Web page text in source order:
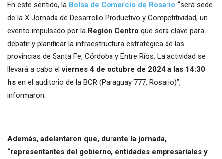
En este sentido, la Bolsa de Comercio de Rosario “será sede
de la X Jornada de Desarrollo Productivo y Competitividad, un
evento impulsado por la Región Centro que será clave para
debatir y planificar la infraestructura estratégica de las
provincias de Santa Fe, Córdoba y Entre Ríos. La actividad se
llevará a cabo elviernes 4 de octubre de 2024 a las 14:30
hs en el auditorio de la BCR (Paraguay 777, Rosario)”,
informaron.
Además, adelantaron que, durante la jornada,
“representantes del gobierno, entidades empresariales y